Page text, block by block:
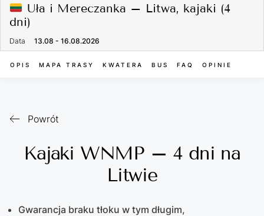
Uła i Mereczanka – Litwa, kajaki (4
dni)
Data 13.08 - 16.08.2026
OPIS MAPA TRASY KWATERA BUS FAQ OPINIE
Powrót
Kajaki WNMP – 4 dni na
Litwie
Gwarancja braku tłoku w tym długim,